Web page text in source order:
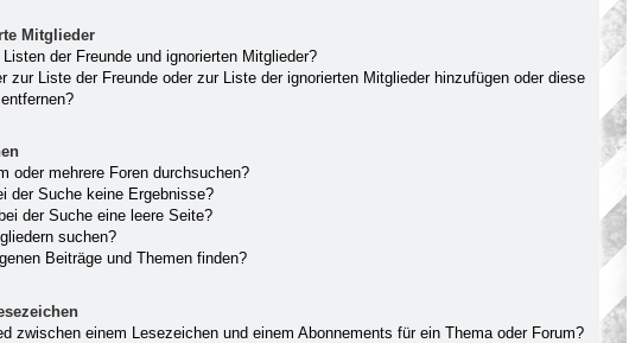
Mitglieder
der Freunde und ignorierten Mitglieder?
zur Liste der Freunde oder zur Liste der ignorierten Mitglieder hinzufügen oder diese
oder mehrere Foren durchsuchen?
der Suche keine Ergebnisse?
der Suche eine leere Seite?
suchen?
Beiträge und Themen finden?
zwischen einem Lesezeichen und einem Abonnements für ein Thema oder Forum?